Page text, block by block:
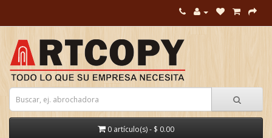
0 artículo(s) - $ 0.00